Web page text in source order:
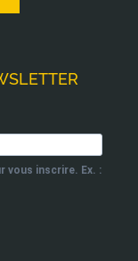
vous inscrire. Ex. :